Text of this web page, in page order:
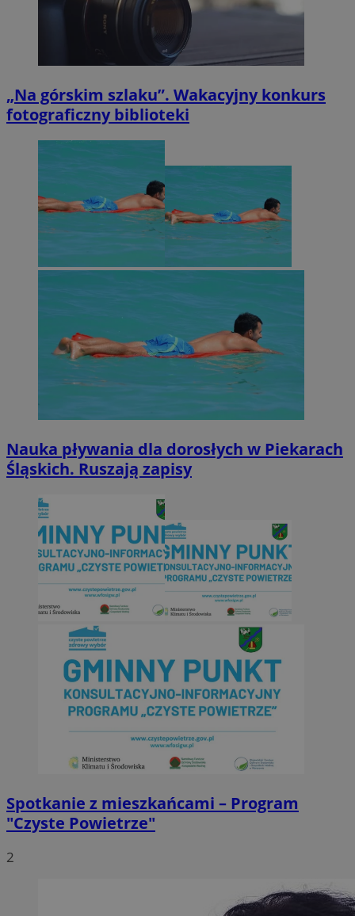
„Na górskim szlaku”. Wakacyjny konkurs
fotograficzny biblioteki
Nauka pływania dla dorosłych w Piekarach
Śląskich. Ruszają zapisy
Spotkanie z mieszkańcami – Program
"Czyste Powietrze"
2